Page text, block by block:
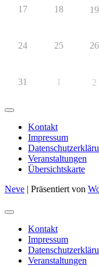
17 18 19
24 25 26
31 1 2
Kontakt
Impressum
Veranstaltungen
Übersichtskarte
Neve | Präsentiert von
Kontakt
Impressum
Veranstaltungen